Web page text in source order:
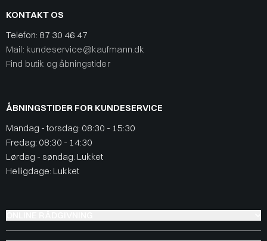
KONTAKT OS
Telefon: 87 30 46 47
Mail: kundeservice@kaufmann.dk
Find butik og åbningstider
ÅBNINGSTIDER FOR KUNDESERVICE
Mandag - torsdag: 08:30 - 15:30
Fredag: 08:30 - 14:30
Lørdag - søndag: Lukket
Helligdage: Lukket